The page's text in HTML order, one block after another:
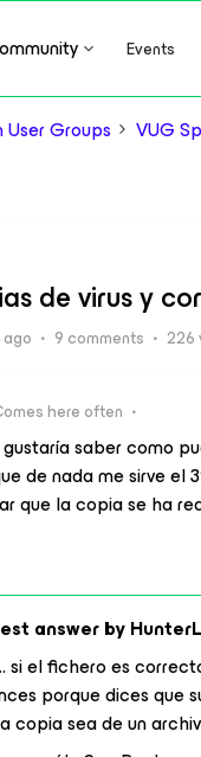
Events
User Groups VUG
de virus y
ago 9 comments 226
here often
gustaría saber como
de nada me sirve el
que la copia se ha
answer by
si el fichero es
porque dices que
copia sea de un